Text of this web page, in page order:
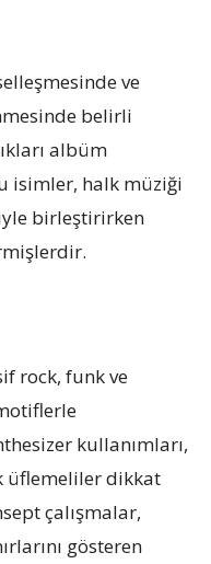
ve
belirli
albüm
isimler, halk müziği
birleştirirken
rock, funk ve
kullanımları,
üflemeliler dikkat
çalışmalar,
gösteren